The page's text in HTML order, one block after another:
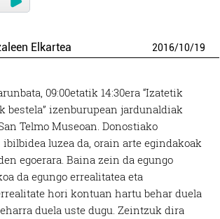
Elkartea 2016/10/19
09:00etatik 14:30era “Izatetik
bestela” izenburupean jardunaldiak
Telmo Museoan. Donostiako
luzea da, orain arte egindakoak
egoerara. Baina zein da egungo
da egungo errealitatea eta
hori kontuan hartu behar duela
duela uste dugu. Zeintzuk dira